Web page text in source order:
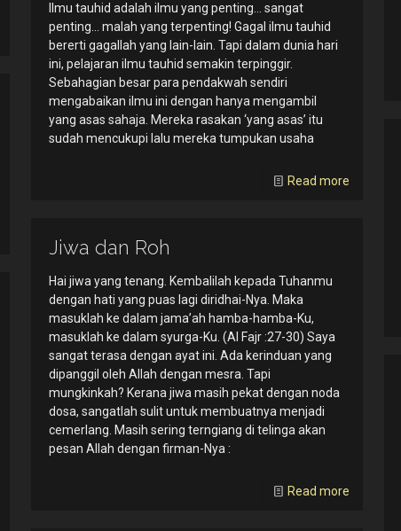
Ilmu tauhid adalah ilmu yang penting… sangat
penting… malah yang terpenting! Gagal ilmu tauhid
bererti gagallah yang lain-lain. Tapi dalam dunia hari
ini, pelajaran ilmu tauhid semakin terpinggir.
Sebahagian besar para pendakwah sendiri
mengabaikan ilmu ini dengan hanya mengambil
yang asas sahaja. Mereka rasakan ‘yang asas’ itu
sudah mencukupi lalu mereka tumpukan usaha
Read more
Jiwa dan Roh
Hai jiwa yang tenang. Kembalilah kepada Tuhanmu
dengan hati yang puas lagi diridhai-Nya. Maka
masuklah ke dalam jama’ah hamba-hamba-Ku,
masuklah ke dalam syurga-Ku. (Al Fajr :27-30) Saya
sangat terasa dengan ayat ini. Ada kerinduan yang
dipanggil oleh Allah dengan mesra. Tapi
mungkinkah? Kerana jiwa masih pekat dengan noda
dosa, sangatlah sulit untuk membuatnya menjadi
cemerlang. Masih sering terngiang di telinga akan
pesan Allah dengan firman-Nya :
Read more